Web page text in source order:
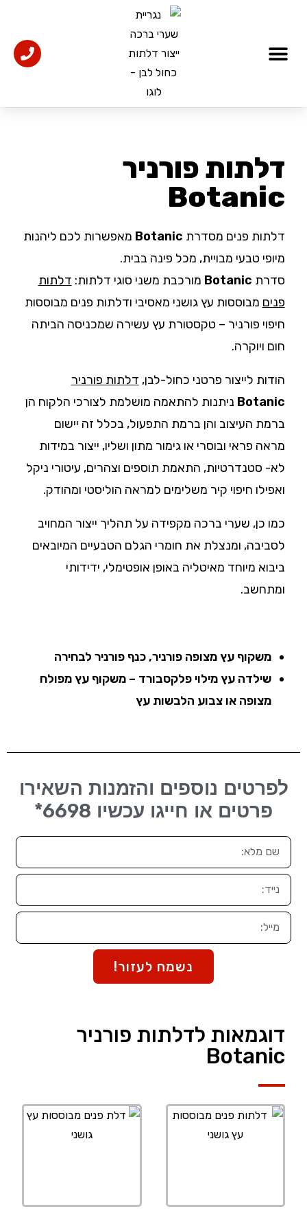
דלתות פורניר
Botanic
דלתות פנים מסדרת Botanicמאפשרות לכם ליהנות
מיופי טבעי מבויית, מכל פינה בבית.
סדרת Botanicמורכבת משני סוגי דלתות: דלתות
פניםמבוססות עץ גושני מאסיבי ודלתות פנים מבוססות
חיפוי פורניר – טקסטורת עץ עשירה שמכניסה הביתה
חום ויוקרה.
הודות לייצור פרטני כחול-לבן, דלתות פורניר
Botanicניתנות להתאמה מושלמת לצורכי הלקוח הן
ברמת העיצוב והן ברמת התפעול, בכלל זה יישום
מראה פראי ובוסרי או גימור מתון ושליו, ייצור במידות
לא- סטנדרטיות, התאמת תוספים וצהרים, עיטורי ניקל
ואפילו חיפוי קיר משלימים למראה הוליסטי ומהודק.
כמו כן, שערי ברכה מקפידה על תהליך ייצור המחויב
לסביבה, ומנצלת את חומרי הגלם הטבעיים המיובאים
ביבוא מיוחד מאיטליה באופן אופטימלי, ידידותי
ומתחשב.
משקוף עץ מצופה פורניר, כנף פורניר לבחירה
שילדה עץ מילוי פלקסבורד – משקוף עץ מפולח
מצופה או צבוע הלבשות עץ
לפרטים נוספים והזמנות השאירו
פרטים או חייגו עכשיו 6698*
נשמח לעזור!
דוגמאות לדלתות פורניר
Botanic